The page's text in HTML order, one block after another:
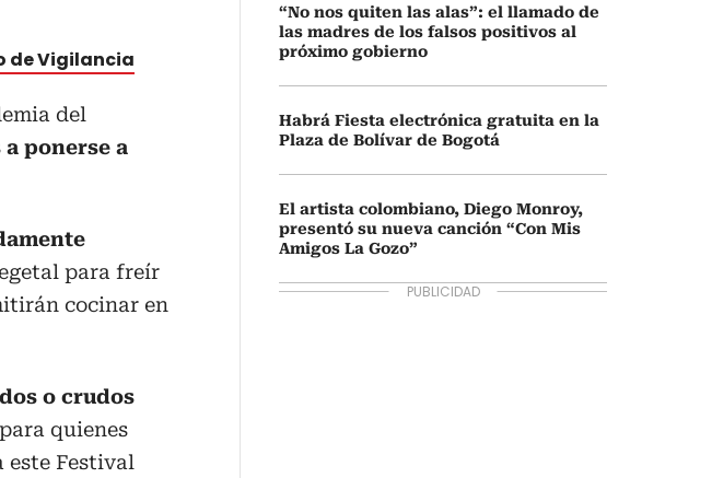
de Vigilancia
del
ponerse a
para freír
cocinar en
o crudos
quienes
este Festival
“No nos quiten las alas”: el llamado de
las madres de los falsos positivos al
próximo gobierno
Habrá Fiesta electrónica gratuita en la
Plaza de Bolívar de Bogotá
El artista colombiano, Diego Monroy,
presentó su nueva canción “Con Mis
Amigos La Gozo”